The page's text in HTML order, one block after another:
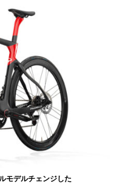
モデルチェンジした